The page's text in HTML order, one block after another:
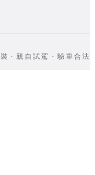
・親自試駕・驗車合法